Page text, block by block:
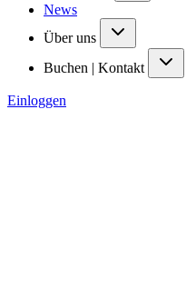
News
Über uns
Buchen | Kontakt
Einloggen